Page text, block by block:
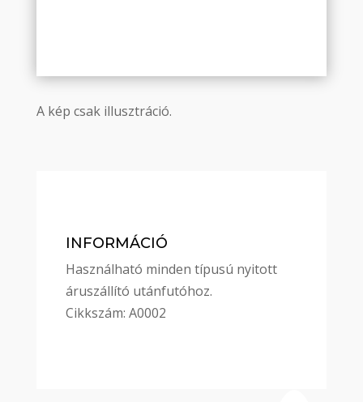
A kép csak illusztráció.
INFORMÁCIÓ
Használható minden típusú nyitott
áruszállító utánfutóhoz.
Cikkszám: A0002